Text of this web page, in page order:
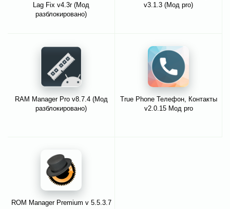
Lag Fix v4.3r (Мод
разблокировано)
v3.1.3 (Мод pro)
RAM Manager Pro v8.7.4 (Мод
разблокировано)
True Phone Телефон, Контакты
v2.0.15 Мод pro
ROM Manager Premium v 5.5.3.7